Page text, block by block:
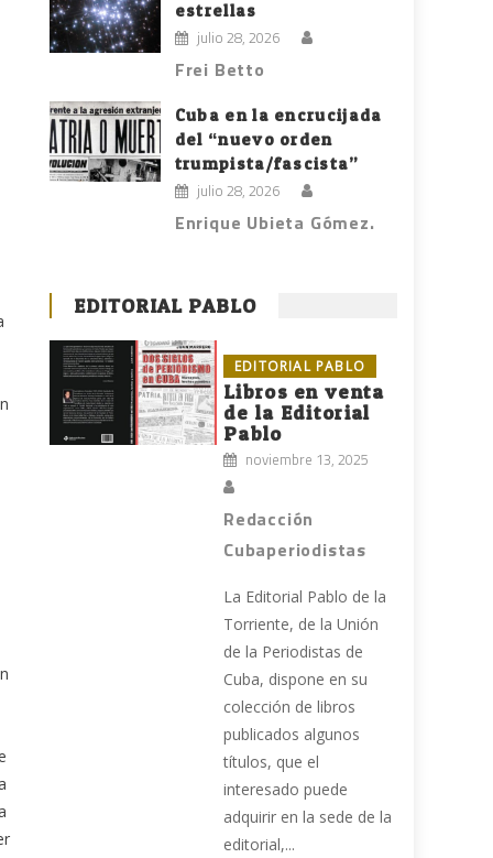
estrellas
julio 28, 2026
Frei Betto
Cuba en la encrucijada
del “nuevo orden
trumpista/fascista”
julio 28, 2026
Enrique Ubieta Gómez.
EDITORIAL PABLO
EDITORIAL PABLO
Libros en venta
de la Editorial
Pablo
noviembre 13, 2025
Redacción
Cubaperiodistas
La Editorial Pablo de la
Torriente, de la Unión
de la Periodistas de
Cuba, dispone en su
colección de libros
publicados algunos
títulos, que el
interesado puede
adquirir en la sede de la
editorial,...